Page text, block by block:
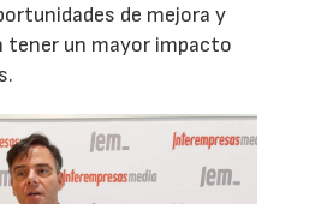
de mejora y
tener un mayor impacto